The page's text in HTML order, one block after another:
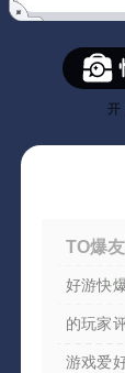
TO爆
好游快
的玩家
游戏爱